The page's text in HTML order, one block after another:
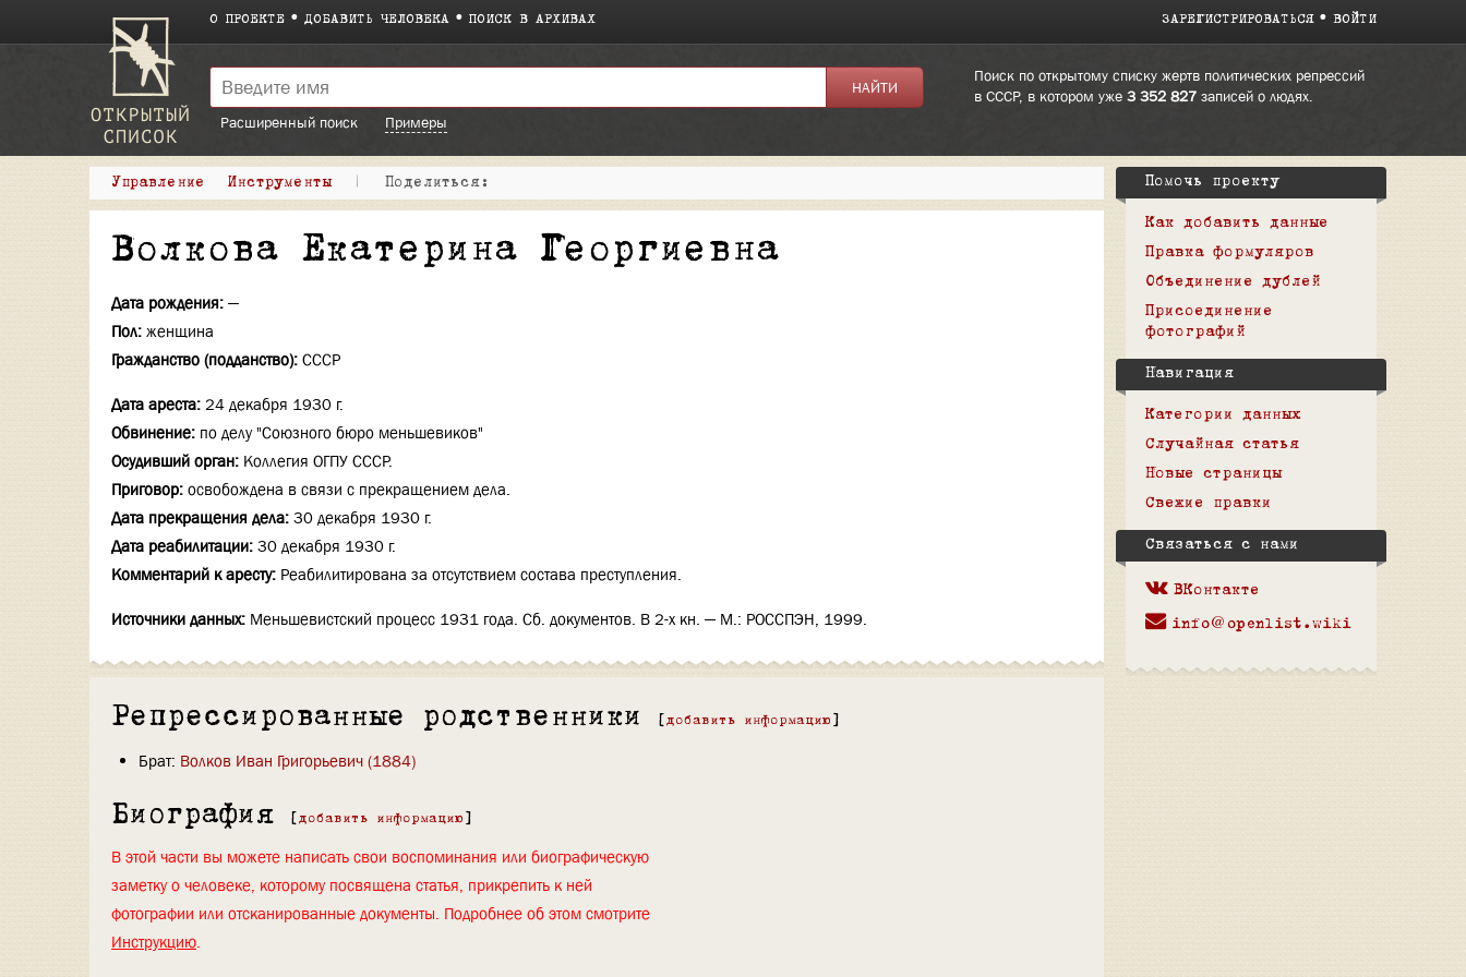
О ПРОЕКТЕ ДОБАВИТЬ ЧЕЛОВЕКА ПОИСК В АРХИВАХ ЗАРЕГИСТРИРОВАТЬСЯ ВОЙТИ
Поиск по открытому списку жертв политических репрессий
в СССР, в котором уже 3 352 827записей о людях.
Расширенный поиск
Примеры
Управление Инструменты | Поделиться:
Волкова Екатерина Георгиевна
Дата рождения: —
Пол: женщина
Гражданство (подданство): СССР
Дата ареста: 24 декабря 1930 г.
Обвинение: по делу "Союзного бюро меньшевиков"
Осудивший орган: Коллегия ОГПУ СССР.
Приговор: освобождена в связи с прекращением дела.
Дата прекращения дела: 30 декабря 1930 г.
Дата реабилитации: 30 декабря 1930 г.
Комментарий к аресту: Реабилитирована за отсутствием состава преступления.
Источники данных: Меньшевистский процесс 1931 года. Сб. документов. В 2-х кн. — М.: РОССПЭН, 1999.
Репрессированные родственники [ добавить информацию ]
Брат: Волков Иван Григорьевич (1884)
Биография [ добавить информацию ]
В этой части вы можете написать свои воспоминания или биографическую
заметку о человеке, которому посвящена статья, прикрепить к ней
фотографии или отсканированные документы. Подробнее об этом смотрите
Инструкцию.
Помочь проекту
Как добавить данные
Правка формуляров
Объединение дублей
Присоединение
фотографий
Навигация
Категории данных
Случайная статья
Новые страницы
Свежие правки
Связаться с нами
ВКонтакте
info@openlist.wiki